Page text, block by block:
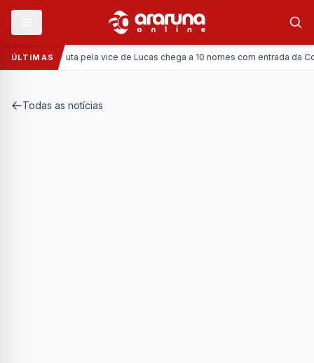
ÚLTIMAS
Disputa pela vice de Lucas chega a 10 nomes com entrada da
Todas as notícias